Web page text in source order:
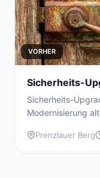
VORHER
Sicherheits-
Sicherheits-
Modernisierung
Prenzlauer Berg